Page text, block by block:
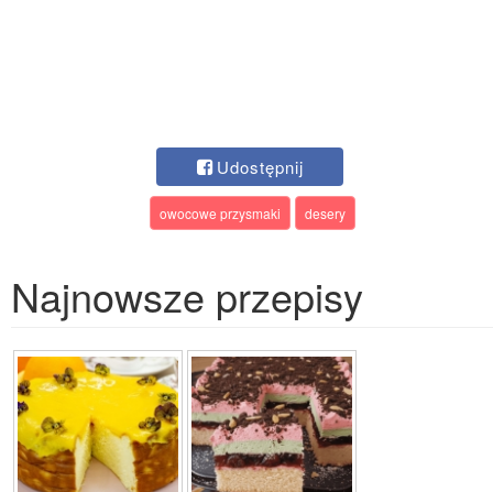
Udostępnij
owocowe przysmaki desery
Najnowsze przepisy